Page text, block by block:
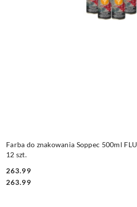
Farba do znakowania Soppec 500ml
12 szt.
Cena:
263.99
Cena:
263.99